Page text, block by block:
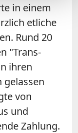
in einem
etliche
Rund 20
"Trans-
ihren
gelassen
von
und
Zahlung.